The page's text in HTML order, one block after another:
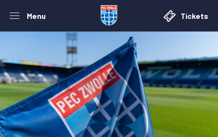
Menu Tickets